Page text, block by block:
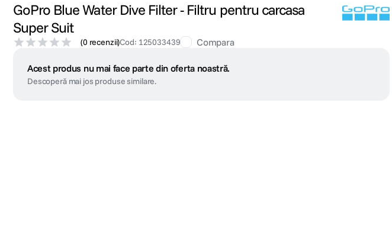
GoPro Blue Water Dive Filter - Filtru pentru carcasa
Super Suit
(0 recenzii)Cod: 125033439 Compara
Acest produs nu mai face parte din oferta noastră.
Descoperă mai jos produse similare.